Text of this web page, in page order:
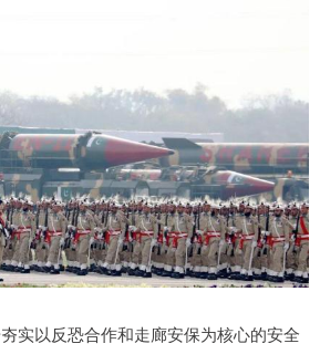
实以反恐合作和走廊安保为核心的安全